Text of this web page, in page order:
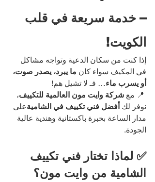
– خدمة سريعة في قلب
الكويت!
إذا كنت من سكان الدعية وتواجه مشاكل
في المكيف سواء كان ما يبرد، يصدر صوت،
أو يسرب ماء… فـ لا تشيل هم!
شركة وايت مون العالمية للتكييف،
نوفر لك أفضل فني تكييف في الشاميةعلى
مدار الساعة بخبرة باكستانية وهندية عالية
الجودة.
✅ لماذا تختار فني تكييف
الشامية من وايت مون؟